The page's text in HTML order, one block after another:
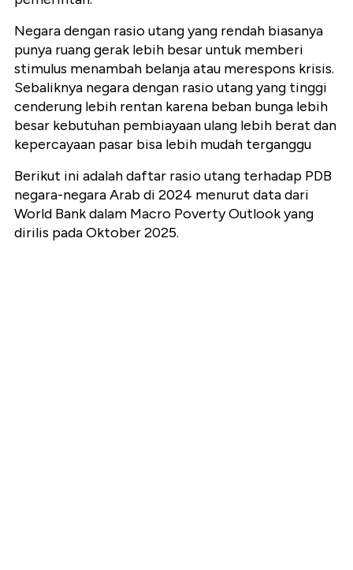
Negara dengan rasio utang yang rendah biasanya
punya ruang gerak lebih besar untuk memberi
stimulus menambah belanja atau merespons krisis.
Sebaliknya negara dengan rasio utang yang tinggi
cenderung lebih rentan karena beban bunga lebih
besar kebutuhan pembiayaan ulang lebih berat dan
kepercayaan pasar bisa lebih mudah terganggu
Berikut ini adalah daftar rasio utang terhadap PDB
negara-negara Arab di 2024 menurut data dari
World Bank dalam Macro Poverty Outlook yang
dirilis pada Oktober 2025.